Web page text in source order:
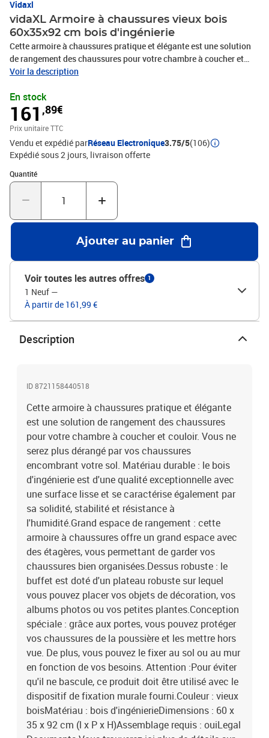
Vidaxl
vidaXL Armoire à chaussures vieux bois
60x35x92 cm bois d'ingénierie
Cette armoire à chaussures pratique et élégante est une solution
de rangement des chaussures pour votre chambre à coucher et
couloir. Vous ne serez plus dérangé par vos chaussures
d'une qualité exceptionnelle avec une surface lisse et se
caractérise également par sa solidité, stabilité et résistance à
l'humidité.Grand espace de rangement : cette armoire à
chaussures offre un grand espace avec des étagères, vous
permettant de garder vos chaussures bien organisées.Dessus
robuste : le buffet est doté d'un plateau robuste sur lequel vous
pouvez placer vos objets de décoration, vos albums photos ou vos
petites plantes.Conception spéciale : grâce aux portes, vous
pouvez protéger vos chaussures de la poussière et les mettre hors
vos besoins. Attention :Pour éviter qu'il ne bascule, ce produit doit
être utilisé avec le dispositif de fixation murale fourni.Couleur :
vieux boisMatériau : bois d'ingénierieDimensions : 60 x 35 x 92 cm
(l x P x H)Assemblage requis : ouiLegal Documents:Vous trouverez
ici plus de détails sur la façon d'empêcher vos meubles de basculer
Voir la description
En stock
161 ,89€
Prix unitaire TTC
Vendu et expédié parRéseau Electronique3.75/5(106)
Expédié sous 2 jours livraison offerte
Quantité
Quantité : 1
Ajouter au panier
Voir toutes les autres offres 1
1 Neuf —
À partir de 161,99 €
Description
ID 8721158440518
Cette armoire à chaussures pratique et élégante
est une solution de rangement des chaussures
pour votre chambre à coucher et couloir. Vous ne
serez plus dérangé par vos chaussures
encombrant votre sol. Matériau durable : le bois
d'ingénierie est d'une qualité exceptionnelle avec
une surface lisse et se caractérise également par
sa solidité, stabilité et résistance à
l'humidité.Grand espace de rangement : cette
armoire à chaussures offre un grand espace avec
des étagères, vous permettant de garder vos
chaussures bien organisées.Dessus robuste : le
buffet est doté d'un plateau robuste sur lequel
vous pouvez placer vos objets de décoration, vos
albums photos ou vos petites plantes.Conception
spéciale : grâce aux portes, vous pouvez protéger
vos chaussures de la poussière et les mettre hors
vue. De plus, vous pouvez le fixer au sol ou au mur
en fonction de vos besoins. Attention :Pour éviter
qu'il ne bascule, ce produit doit être utilisé avec le
dispositif de fixation murale fourni.Couleur : vieux
boisMatériau : bois d'ingénierieDimensions : 60 x
35 x 92 cm (l x P x H)Assemblage requis : ouiLegal